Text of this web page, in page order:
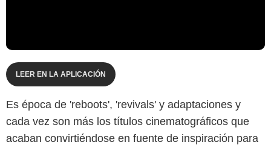
LEER EN LA APLICACIÓN
Es época de 'reboots', 'revivals' y adaptaciones y
cada vez son más los títulos cinematográficos que
acaban convirtiéndose en fuente de inspiración para